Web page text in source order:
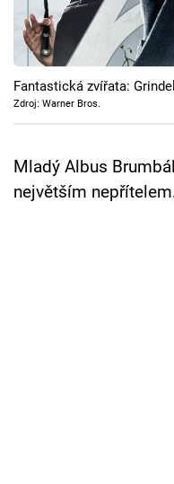
Cool Esport
Pořady
TV Program
Přihlášení
Fantastická zvířata:
Zdroj: Warner Bros.
Mladý Albus
největším